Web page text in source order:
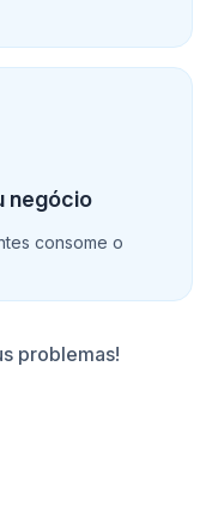
negócio
consome o
problemas!